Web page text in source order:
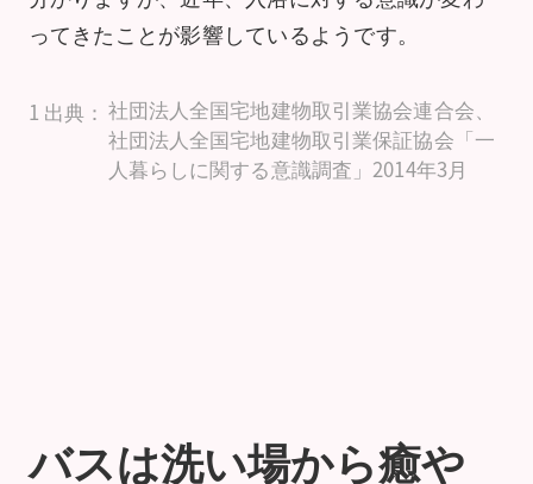
ってきたことが影響しているようです。
1 出典： 社団法人全国宅地建物取引業協会連合会、
社団法人全国宅地建物取引業保証協会「一
人暮らしに関する意識調査」2014年3月
バスは洗い場から癒や